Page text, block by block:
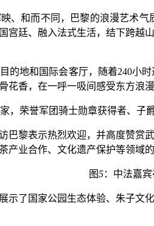
、和而不同，巴黎的浪漫艺术
宫廷、融入法式生活，结下跨越
的地和国际会客厅，随着240小时
花香，在一呼一吸间感受东方浪
，荣誉军团骑士勋章获得者、子
巴黎表示热烈欢迎，并高度赞
产业合作、文化遗产保护等领域
图5：中法嘉
示了国家公园生态体验、朱子